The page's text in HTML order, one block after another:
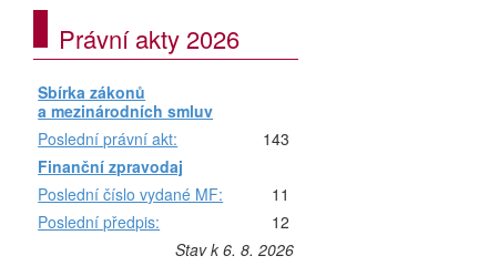
Právní akty 2026
Sbírka zákonů
a mezinárodních smluv
Poslední právní akt:
143
Finanční zpravodaj
Poslední číslo vydané MF:
11
Poslední předpis:
12
Stav k 6. 8. 2026